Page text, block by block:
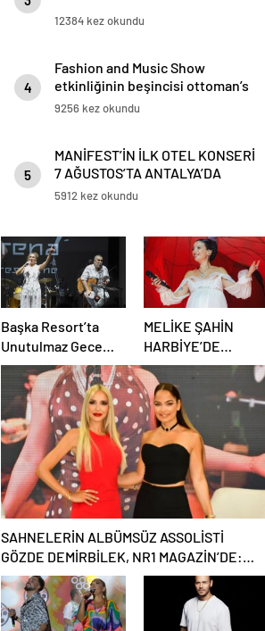
12384 kez okundu
4
Fashion and Music Show
etkinliğinin beşincisi ottoman’s
lıfe hotel deluxe’de gerçekleşti.
9256 kez okundu
5
MANİFEST’İN İLK OTEL KONSERİ
7 AĞUSTOS’TA ANTALYA’DA
5912 kez okundu
Başka Resort’ta
Unutulmaz Gece
Özülkü Çifti
Bodrum’u Büyüledi
MELİKE ŞAHİN
HARBİYE’DE
BİNLERCE
MÜZİKSEVERE
UNUTULMAZ BİR
GECE YAŞATTI!
SAHNELERİN ALBÜMSÜZ ASSOLİSTİ
GÖZDE DEMİRBİLEK, NR1 MAGAZİN’DE:
“SON ASSOLİST OLARAK VAR OLACAĞIM!”